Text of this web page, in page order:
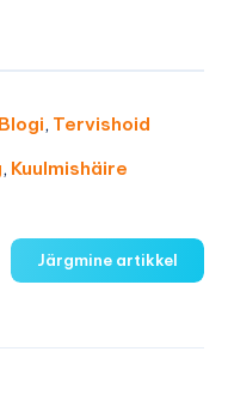
Blogi, Tervishoid
, Kuulmishäire
Järgmine artikkel